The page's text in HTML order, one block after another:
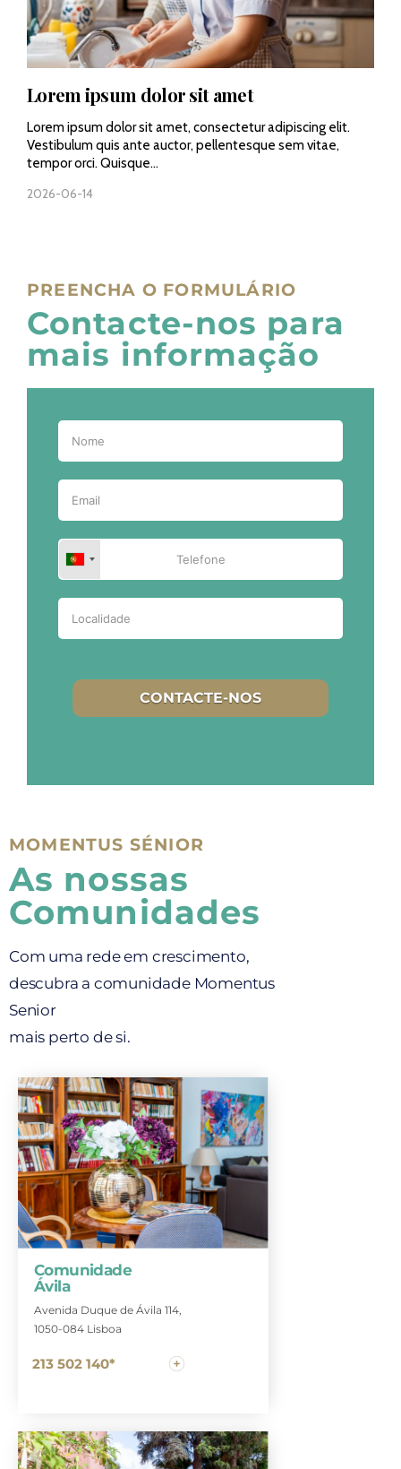
Lorem ipsum dolor sit amet
Lorem ipsum dolor sit amet, consectetur adipiscing elit.
Vestibulum quis ante auctor, pellentesque sem vitae,
tempor orci. Quisque...
2026-06-14
PREENCHA O FORMULÁRIO
Contacte-nos para
mais informação
CONTACTE-NOS
MOMENTUS SÉNIOR
As nossas
Comunidades
Com uma rede em crescimento,
descubra a comunidade Momentus
Senior
mais perto de si.
Comunidade
Ávila
Avenida Duque de Ávila 114,
1050-084 Lisboa
213 502 140*